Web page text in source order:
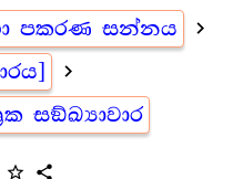
පකරණ සන්නය navigate_next
navigate_next
සඞ්ඛ්‍යාවාර
star_outline share